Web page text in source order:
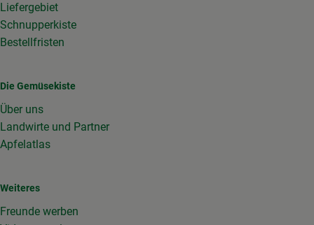
Liefergebiet
Schnupperkiste
Bestellfristen
Die Gemüsekiste
Über uns
Landwirte und Partner
Apfelatlas
Weiteres
Freunde werben